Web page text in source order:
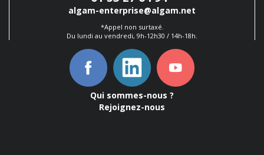
algam-enterprise@algam.net
*Appel non surtaxé.
Du lundi au vendredi, 9h-12h30 / 14h-18h.
Qui sommes-nous ?
Rejoignez-nous